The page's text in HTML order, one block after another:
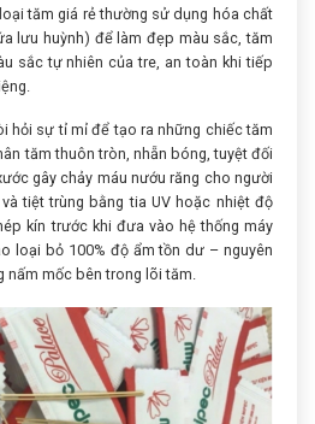
tăm giá rẻ thường sử dụng hóa chất
lưu huỳnh) để làm đẹp màu sắc, tăm
sắc tự nhiên của tre, an toàn khi tiếp
hỏi sự tỉ mỉ để tạo ra những chiếc tăm
tăm thuôn tròn, nhẵn bóng, tuyệt đối
gây chảy máu nướu răng cho người
tiệt trùng bằng tia UV hoặc nhiệt độ
kín trước khi đưa vào hệ thống máy
loại bỏ 100% độ ẩm tồn dư – nguyên
nấm mốc bên trong lõi tăm.